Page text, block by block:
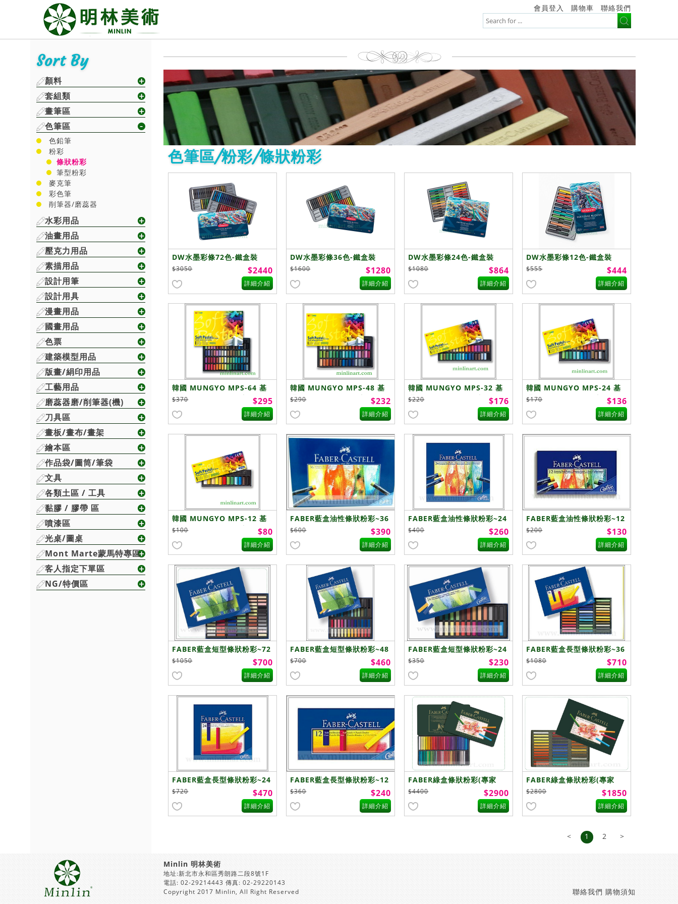
會員登入 購物車 聯絡我們
Sort By
顏料
套組類
畫筆區
色筆區
色鉛筆
粉彩
條狀粉彩
筆型粉彩
麥克筆
彩色筆
削筆器/磨蕊器
水彩用品
油畫用品
壓克力用品
素描用品
設計用筆
設計用具
漫畫用品
國畫用品
色票
建築模型用品
版畫/絹印用品
工藝用品
磨蕊器磨/削筆器(機)
刀具區
畫板/畫布/畫架
繪本區
作品袋/圖筒/筆袋
文具
各類土區 / 工具
黏膠 / 膠帶 區
噴漆區
光桌/圖桌
Mont Marte蒙馬特專區
客人指定下單區
NG/特價區
色筆區/粉彩/條狀粉彩
DW水墨彩條72色-鐵盒裝
$3050 $2440
詳細介紹
DW水墨彩條36色-鐵盒裝
$1600 $1280
詳細介紹
DW水墨彩條24色-鐵盒裝
$1080 $864
詳細介紹
DW水墨彩條12色-鐵盒裝
$555 $444
詳細介紹
韓國 MUNGYO MPS-64 基
礎軟性粉彩 粉彩條 (方短)
-64色
$370 $295
詳細介紹
韓國 MUNGYO MPS-48 基
礎軟性粉彩 粉彩條 (方短)
-48色
$290 $232
詳細介紹
韓國 MUNGYO MPS-32 基
礎軟性粉彩 粉彩條 (方短)
-32色
$220 $176
詳細介紹
韓國 MUNGYO MPS-24 基
礎軟性粉彩 粉彩條 (方短)
-24色
$170 $136
詳細介紹
韓國 MUNGYO MPS-12 基
礎軟性粉彩 粉彩條 (方短)-12
色
$100 $80
詳細介紹
FABER藍盒油性條狀粉彩~36
色
$600 $390
詳細介紹
FABER藍盒油性條狀粉彩~24
色
$400 $260
詳細介紹
FABER藍盒油性條狀粉彩~12
色
$200 $130
詳細介紹
FABER藍盒短型條狀粉彩~72
色
$1050 $700
詳細介紹
FABER藍盒短型條狀粉彩~48
色
$700 $460
詳細介紹
FABER藍盒短型條狀粉彩~24
色
$350 $230
詳細介紹
FABER藍盒長型條狀粉彩~36
色
$1080 $710
詳細介紹
FABER藍盒長型條狀粉彩~24
色
$720 $470
詳細介紹
FABER藍盒長型條狀粉彩~12
色
$360 $240
詳細介紹
FABER綠盒條狀粉彩(專家
級)~60色
$4400 $2900
詳細介紹
FABER綠盒條狀粉彩(專家
級)~36色
$2800 $1850
詳細介紹
< 1 2 >
Minlin 明林美術
地址:新北市永和區秀朗路二段8號1F
電話: 02-29214443 傳真: 02-29220143
Copyright 2017 Minlin, All Right Reserved
購物須知
聯絡我們